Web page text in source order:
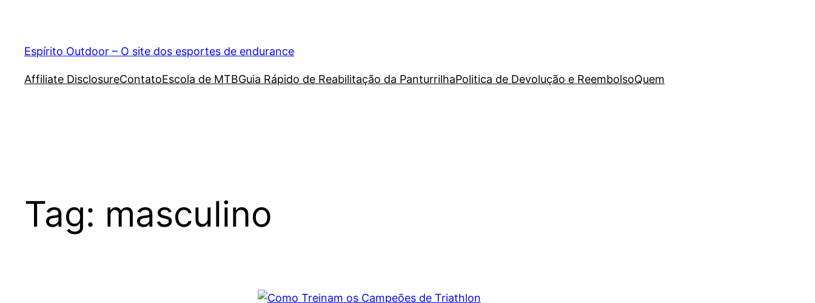
Espírito Outdoor – O site dos esportes de endurance
Affiliate DisclosureContatoEscola de MTBGuia Rápido de Reabilitação da PanturrilhaPolitica de Devolução e ReembolsoQuem
Tag: masculino